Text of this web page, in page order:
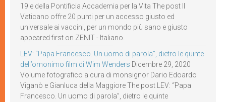
19 e della Pontificia Accademia per la Vita The post Il
Vaticano offre 20 punti per un accesso giusto ed
universale ai vaccini, per un mondo più sano e giusto
appeared first on ZENIT - Italiano.
LEV: “Papa Francesco. Un uomo di parola”, dietro le quinte
dell’omonimo film di Wim Wenders Dicembre 29, 2020
Volume fotografico a cura di monsignor Dario Edoardo
Viganò e Gianluca della Maggiore The post LEV: “Papa
Francesco. Un uomo di parola”, dietro le quinte